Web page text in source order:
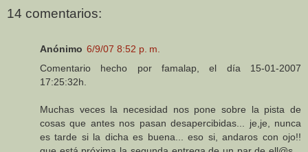
14 comentarios:
Anónimo 6/9/07 8:52 p. m.
Comentario hecho por famalap, el día 15-01-2007
17:25:32h.
Muchas veces la necesidad nos pone sobre la pista de
cosas que antes nos pasan desapercibidas... je,je, nunca
es tarde si la dicha es buena... eso si, andaros con ojo!!